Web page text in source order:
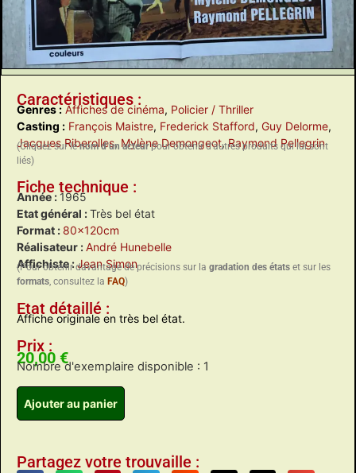
Caractéristiques :
Genres : Affiches de cinéma, Policier / Thriller
Casting : François Maistre, Frederick Stafford, Guy Delorme,
Jacques Riberolles,Mylène Demongeot,Raymond Pellegrin
(Cliquez sur lenom d’un acteurpour obtenir d’autres produits qui lui sont
liés)
Fiche technique :
Année : 1965
Etat général :Très bel état
Format : 80x120cm
Réalisateur :André Hunebelle
Affichiste :Jean Simon
(Pour obtenir davantage de précisions sur la gradation des états et sur les
formats, consultez la FAQ)
Etat détaillé :
Affiche originale en très bel état.
Prix :
20,00 €
Nombre d'exemplaire disponible : 1
Ajouter au panier
Partagez votre trouvaille :